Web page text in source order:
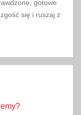
gotowe
się i ruszaj z